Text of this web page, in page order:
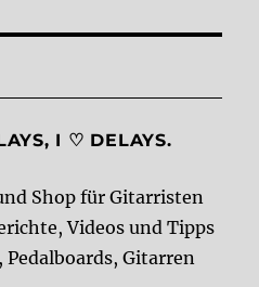
I ♡ DELAYS.
Shop für Gitarristen
Videos und Tipps
Gitarren